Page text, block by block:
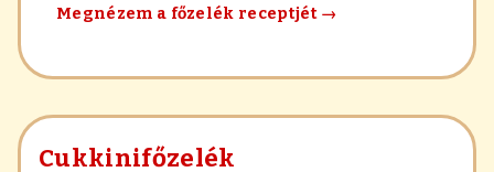
Megnézem a főzelék receptjét Paradicsomos
→
Cukkinifőzelék